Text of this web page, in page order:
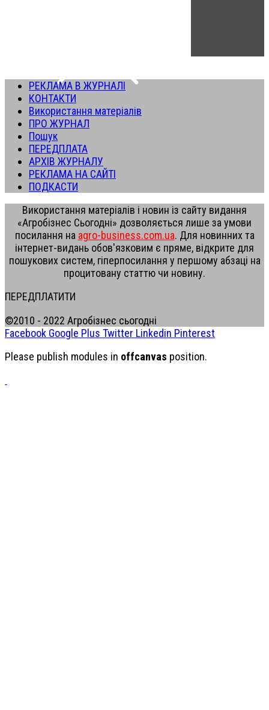
РЕКЛАМА В ЖУРНАЛІ
КОНТАКТИ
Використання матеріалів
ПРО ЖУРНАЛ
Пошук
ПЕРЕДПЛАТА
АРХІВ ЖУРНАЛУ
РЕКЛАМА НА САЙТІ
ПОДКАСТИ
Використання матеріалів і новин із сайту видання
«Агробізнес Сьогодні» дозволяється лише за умови
посилання на agro-business.com.ua. Для новинних та
інтернет-видань обов'язковим є пряме, відкрите для
пошукових систем, гіперпосилання у першому абзаці на
процитовану статтю чи новину.
ПЕРЕДПЛАТИТИ
©2010 - 2022 Агробізнес сьогодні
Facebook Google Plus Twitter Linkedin Pinterest
Please publish modules in offcanvas position.